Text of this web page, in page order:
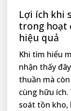
Lợi ích khi
trong hoạt
hiệu quả
Khi tìm hiểu
nhận thấy
thuần mà
cùng hữu ích.
soát tồn kho,